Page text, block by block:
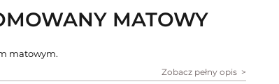
MATOWY
matowym.
Zobacz pełny opis